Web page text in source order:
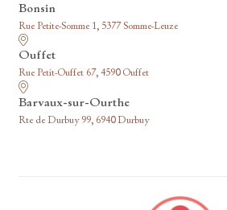
Bonsin
Rue Petite-Somme 1, 5377 Somme-Leuze
Ouffet
Rue Petit-Ouffet 67, 4590 Ouffet
Barvaux-sur-Ourthe
Rte de Durbuy 99, 6940 Durbuy